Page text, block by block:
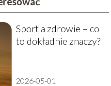
Sport a zdrowie – co
to dokładnie znaczy?
2026-05-01